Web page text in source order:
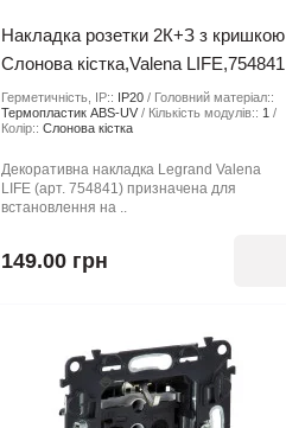
Накладка розетки 2К+З з кришкою
Слонова кістка,Valena LIFE,754841
Герметичність, IP:: IP20
Головний матеріал::
Термопластик ABS-UV
Кількість модулів:: 1
Колір:: Слонова кістка
Декоративна накладка Legrand Valena
LIFE (арт. 754841) призначена для
встановлення на ..
149.00 грн